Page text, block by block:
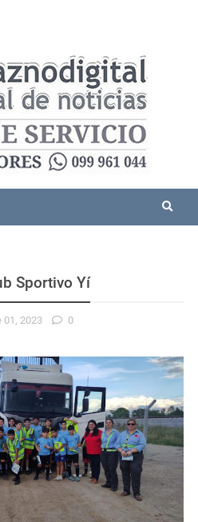
Sportivo Yí
01, 2023 0